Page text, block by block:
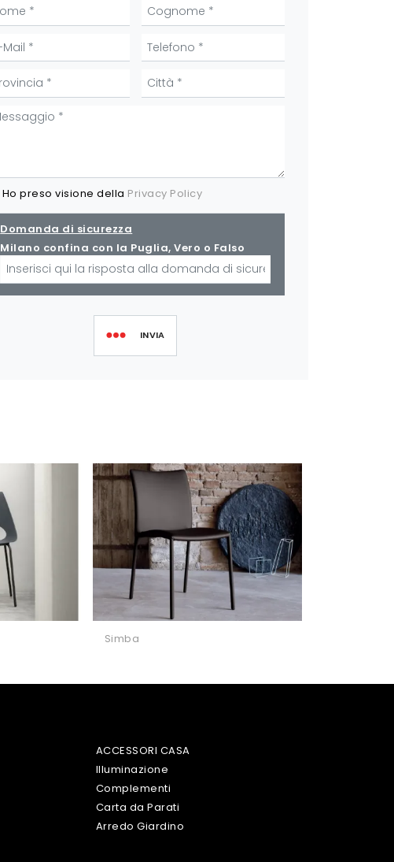
Ho preso visione della Privacy Policy
Domanda di sicurezza
Milano confina con la Puglia, Vero o Falso
INVIA
Simba
ACCESSORI CASA
Illuminazione
Complementi
Carta da Parati
Arredo Giardino